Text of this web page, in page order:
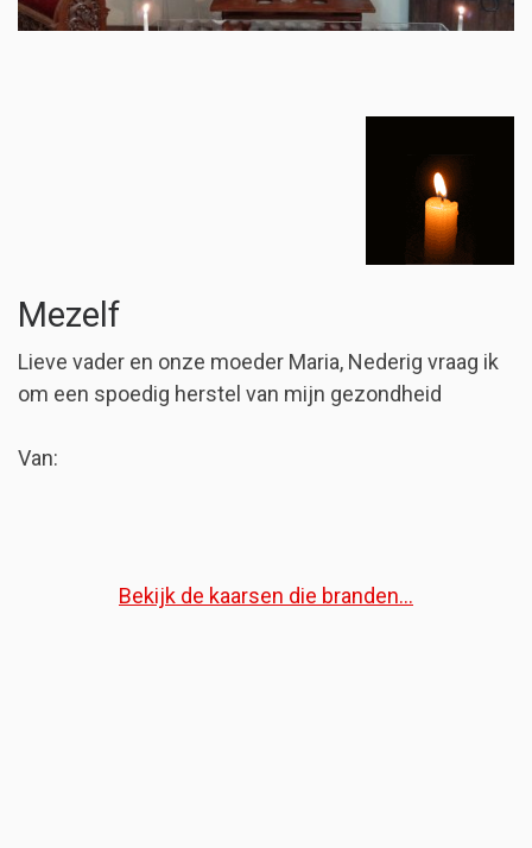
Mezelf
Lieve vader en onze moeder Maria, Nederig vraag ik
om een spoedig herstel van mijn gezondheid
Van:
Bekijk de kaarsen die branden...